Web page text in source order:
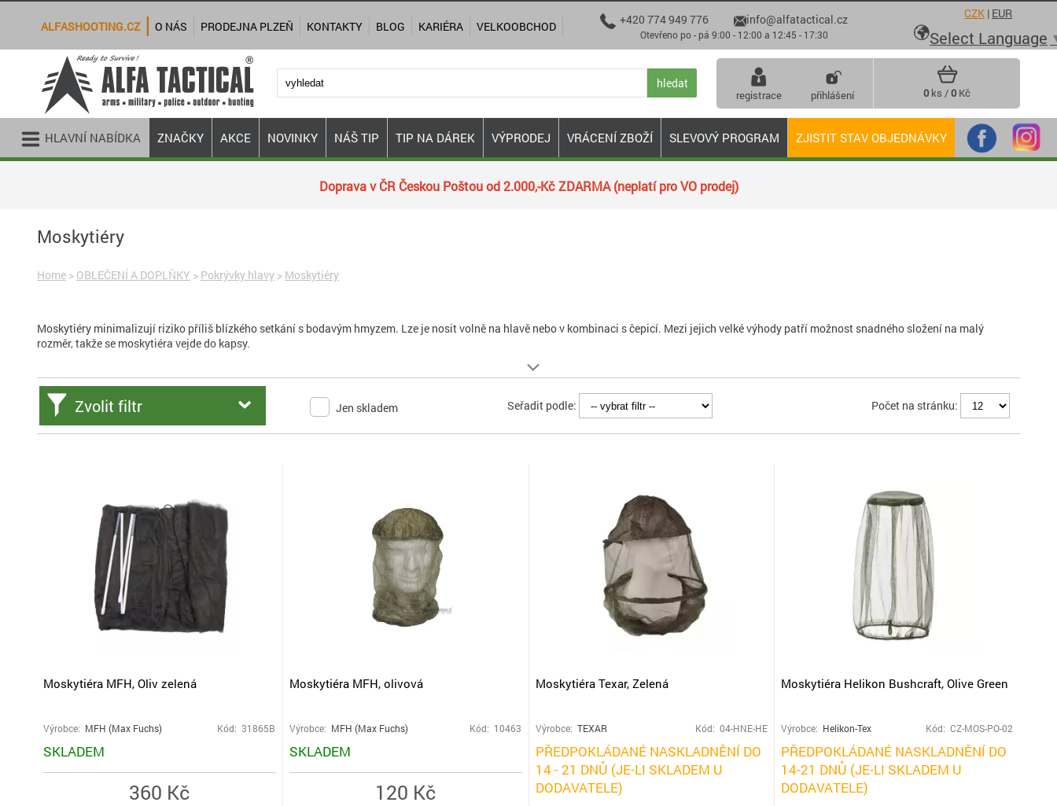
Doprava v ČR Českou Poštou od 2.000,-Kč ZDARMA (neplatí pro VO prodej)
Moskytiéry
Home > OBLEČENÍ A DOPLŇKY > Pokrývky hlavy > Moskytiéry
Moskytiéry minimalizují riziko příliš blízkého setkání s bodavým hmyzem. Lze je nosit volně na hlavě nebo v kombinaci s čepicí. Mezi jejich velké výhody patří možnost snadného složení na malý
rozměr, takže se moskytiéra vejde do kapsy.
Zvolit filtr Jen skladem Seřadit podle: Počet na stránku:
Moskytiéra MFH, Oliv zelená
Výrobce: MFH (Max Fuchs) Kód: 31865B
SKLADEM
360 Kč
Moskytiéra MFH, olivová
Výrobce: MFH (Max Fuchs) Kód: 10463
SKLADEM
120 Kč
Moskytiéra Texar, Zelená
Výrobce: TEXAR Kód: 04-HNE-HE
PŘEDPOKLÁDANÉ NASKLADNĚNÍ DO
14 - 21 DNŮ (JE-LI SKLADEM U
DODAVATELE)
Moskytiéra Helikon Bushcraft, Olive Green
Výrobce: Helikon-Tex Kód: CZ-MOS-PO-02
PŘEDPOKLÁDANÉ NASKLADNĚNÍ DO
14-21 DNŮ (JE-LI SKLADEM U
DODAVATELE)
HLAVNÍ NABÍDKA ZNAČKY AKCE NOVINKY NÁŠ TIP TIP NA DÁREK VÝPRODEJ VRÁCENÍ ZBOŽÍ SLEVOVÝ PROGRAM ZJISTIT STAV OBJEDNÁVKY
hledat
registrace přihlášení 0 ks /0 Kč
ALFASHOOTING.CZ O NÁS PRODEJNA PLZEŇ KONTAKTY BLOG KARIÉRA VELKOOBCHOD  +420 774 949 776info@alfatactical.cz
Otevřeno po - pá 9:00 - 12:00 a 12:45 - 17:30
CZK | EUR
Select Language